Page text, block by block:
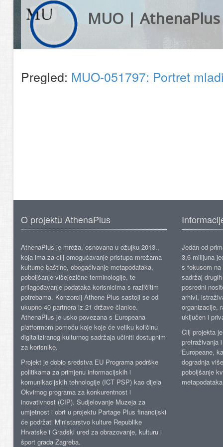
MUO | AthenaPlus
Pregled: MUO-051797: Portret
O projektu AthenaPlus
AthenaPlus je mreža, osnovana u ožujku 2013.,
koja ima za cilj omogućavanje pristupa mrežama
kulturne baštine, obogaćivanje metapodataka,
poboljšanje višejezične terminologije, te
prilagođavanje podataka korisnicima s različitim
potrebama. Konzorcij Athene Plus sastoji se od
ukupno 40 partnera iz 21 države članice.
AthenaPlus je usko povezana s Europeana
platformom pomoću koje koje će veliku količinu
digitaliziranog kulturnog sadržaja učiniti dostupnim
za korisnike.
Projekt je dobio sredstva EU Programa podrške
politikama za primjenu informacijskih i
komunikacijskih tehnologije (ICT PSP) kao dijela
Okvirnog programa za konkurentnost i
inovativnost (CIP). Sudjelovanje Muzeja za
umjetnost i obrt u projektu Partage Plus financijski
će podržati Ministarstvo kulture Republike
Hrvatske i Gradski ured za obrazovanje, kulturu i
šport grada Zagreba.
Jedan od
3,6 milijuna
s fokusom
sadržaj
posredni
arhivi,
organizacije,
uključen i
Cilj projekta
pretraživanja
Europeane,
dogradnja
poboljšanje